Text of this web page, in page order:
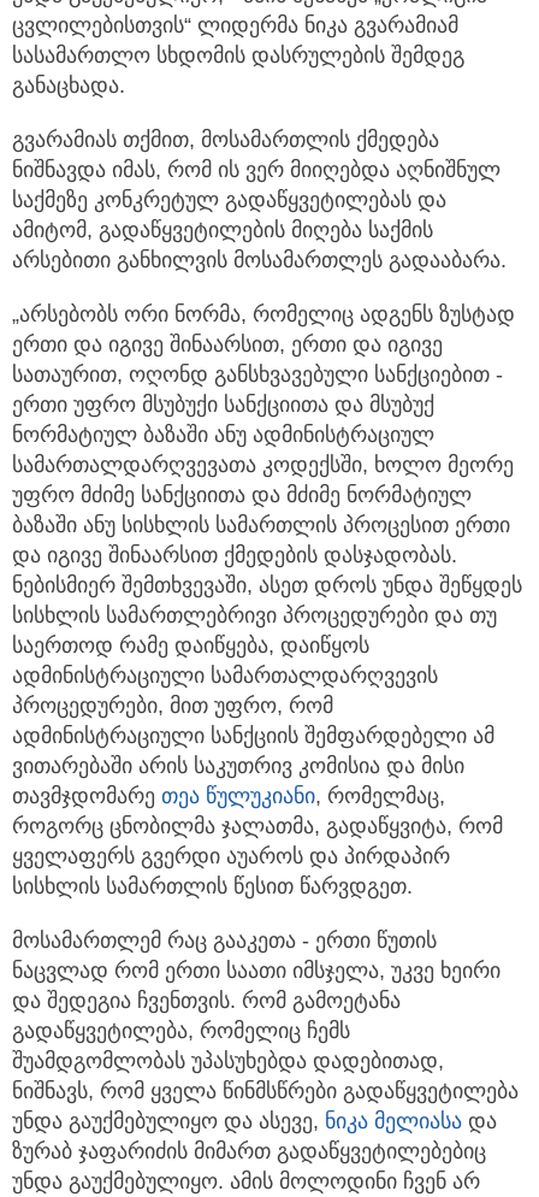
ცვლილებისთვის“ ლიდერმა ნიკა გვარამიამ
სასამართლო სხდომის დასრულების შემდეგ
განაცხადა.
გვარამიას თქმით, მოსამართლის ქმედება
ნიშნავდა იმას, რომ ის ვერ მიიღებდა აღნიშნულ
საქმეზე კონკრეტულ გადაწყვეტილებას და
ამიტომ, გადაწყვეტილების მიღება საქმის
არსებითი განხილვის მოსამართლეს გადააბარა.
„არსებობს ორი ნორმა, რომელიც ადგენს ზუსტად
ერთი და იგივე შინაარსით, ერთი და იგივე
სათაურით, ოღონდ განსხვავებული სანქციებით -
ერთი უფრო მსუბუქი სანქციითა და მსუბუქ
ნორმატიულ ბაზაში ანუ ადმინისტრაციულ
სამართალდარღვევათა კოდექსში, ხოლო მეორე
უფრო მძიმე სანქციითა და მძიმე ნორმატიულ
ბაზაში ანუ სისხლის სამართლის პროცესით ერთი
და იგივე შინაარსით ქმედების დასჯადობას.
ნებისმიერ შემთხვევაში, ასეთ დროს უნდა შეწყდეს
სისხლის სამართლებრივი პროცედურები და თუ
საერთოდ რამე დაიწყება, დაიწყოს
ადმინისტრაციული სამართალდარღვევის
პროცედურები, მით უფრო, რომ
ადმინისტრაციული სანქციის შემფარდებელი ამ
ვითარებაში არის საკუთრივ კომისია და მისი
თავმჯდომარე თეა წულუკიანი, რომელმაც,
როგორც ცნობილმა ჯალათმა, გადაწყვიტა, რომ
ყველაფერს გვერდი აუაროს და პირდაპირ
სისხლის სამართლის წესით წარვდგეთ.
მოსამართლემ რაც გააკეთა - ერთი წუთის
ნაცვლად რომ ერთი საათი იმსჯელა, უკვე ხეირი
და შედეგია ჩვენთვის. რომ გამოეტანა
გადაწყვეტილება, რომელიც ჩემს
შუამდგომლობას უპასუხებდა დადებითად,
ნიშნავს, რომ ყველა წინმსწრები გადაწყვეტილება
უნდა გაუქმებულიყო და ასევე, ნიკა მელიასა და
ზურაბ ჯაფარიძის მიმართ გადაწყვეტილებებიც
უნდა გაუქმებულიყო. ამის მოლოდინი ჩვენ არ